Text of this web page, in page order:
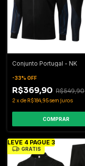
Conjunto Portugal - NK
-33% OFF
R$369,90 R$549,90
2 xde R$184,95sem juros
COMPRAR
LEVE 4 PAGUE 3
GRÁTIS